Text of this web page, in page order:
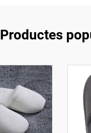
Productes